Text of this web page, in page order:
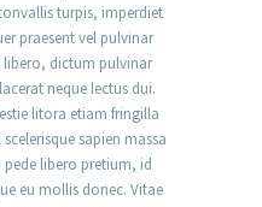
turpis, imperdiet
praesent vel pulvinar
dictum pulvinar
neque lectus dui.
litora etiam fringilla
sapien massa
libero pretium, id
eu mollis donec. Vitae